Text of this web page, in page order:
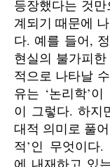
등장했다는 것
계되기 때문에
다. 예를 들어,
현실의 불가피
적으로 나타날
유는 ‘논리학’
이 그렇다. 하지
대적 의미로 풀
적’인 무엇이다
에 내재하고 있